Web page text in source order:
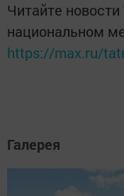
Читайте новости
национальном
https://max.ru/
Галерея